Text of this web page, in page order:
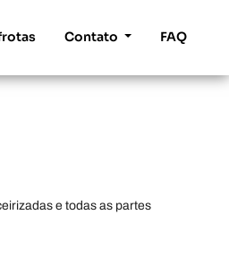
Contato FAQ
e todas as partes